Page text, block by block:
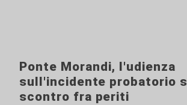
Ponte Morandi, l'udienza
sull'incidente probatorio
scontro fra periti